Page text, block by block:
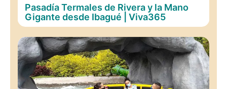
Pasadía Termales de Rivera y la Mano
Gigante desde Ibagué | Viva365